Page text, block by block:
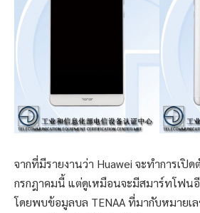
จากที่มีรายงานว่า Huawei จะทำการเปิ
กรกฎาคมนี้ แต่ดูเหมือนจะมีสมาร์ทโฟน
โดยพบข้อมูลบล TENAA ที่มากับหมายเ